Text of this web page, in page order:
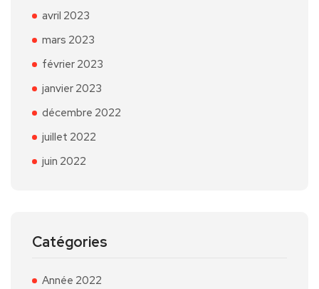
avril 2023
mars 2023
février 2023
janvier 2023
décembre 2022
juillet 2022
juin 2022
Catégories
Année 2022